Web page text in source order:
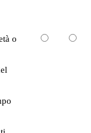
o